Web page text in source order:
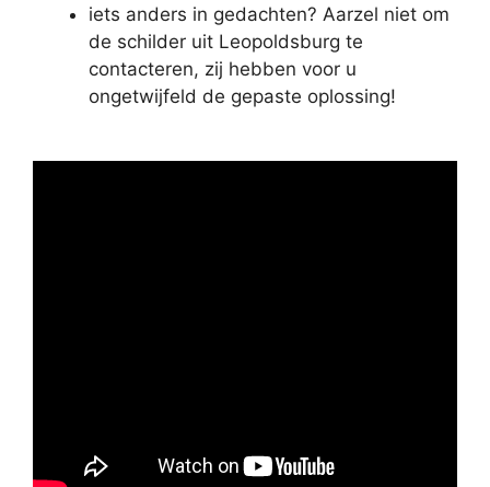
iets anders in gedachten? Aarzel niet om
de schilder uit Leopoldsburg te
contacteren, zij hebben voor u
ongetwijfeld de gepaste oplossing!